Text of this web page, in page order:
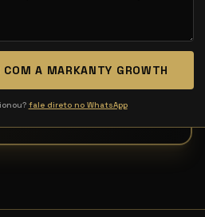
COM A MARKANTY GROWTH
fale direto no WhatsApp